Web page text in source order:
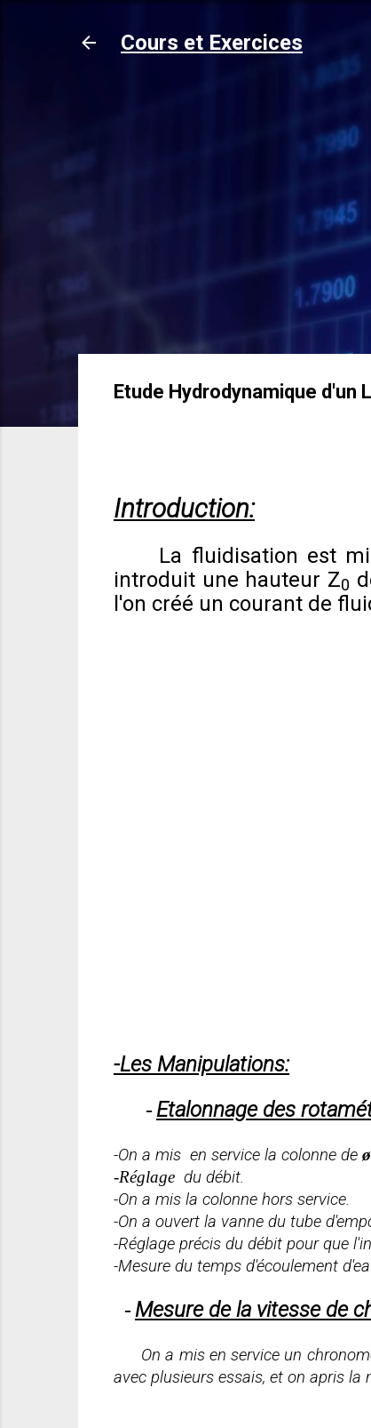
Cours et Exercices
Etude Hydrodynamique d'un
Introduction:
La fluidisation est
introduit une hauteur Z0
l'on créé un courant de
-Les Manipulations:
-Etalonnage des
-On a mis en service la colonne de
-Réglage du débit.
-On a mis la colonne hors service.
-On a ouvert la vanne du tube
-Réglage précis du débit pour que
-Mesure du temps d'écoulement
-Mesure de la vitesse de
On a mis en service un
avec plusieurs essais, et on apris la